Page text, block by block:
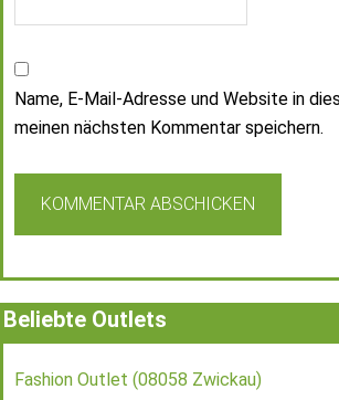
Name, E-Mail-Adresse und Website in
meinen nächsten Kommentar speichern.
Beliebte Outlets
Fashion Outlet (08058 Zwickau)